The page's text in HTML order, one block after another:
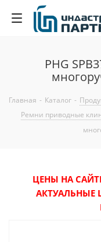
PHG
Главная - Каталог -
Ремни приводные
ЦЕНЫ НА
АКТУАЛЬНЫЕ